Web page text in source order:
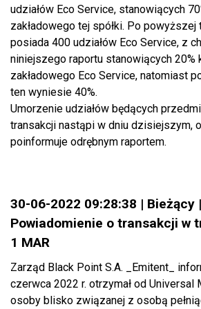
udziałów Eco Service, stanowiących
zakładowego tej spółki. Po powyższej
posiada 400 udziałów Eco Service, z
niniejszego raportu stanowiących 20%
zakładowego Eco Service, natomiast
ten wyniesie 40%.
Umorzenie udziałów będących
transakcji nastąpi w dniu dzisiejszym,
poinformuje odrębnym raportem.
30-06-2022 09:28:38 | Bieżący
Powiadomienie o transakcji w
1 MAR
Zarząd Black Point S.A. _Emitent_
czerwca 2022 r. otrzymał od Universal
osoby blisko związanej z osobą